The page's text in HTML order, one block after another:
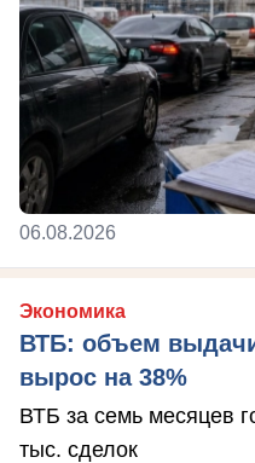
06.08.2026
Экономика
ВТБ: объем
вырос на 38%
ВТБ за семь месяцев
тыс. сделок